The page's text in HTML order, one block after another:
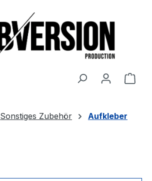
Sonstiges Zubehör Aufkleber